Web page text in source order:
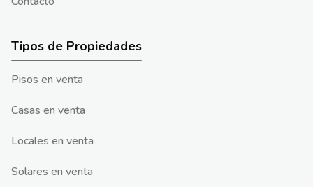
Tipos de Propiedades
Pisos en venta
Casas en venta
Locales en venta
Solares en venta